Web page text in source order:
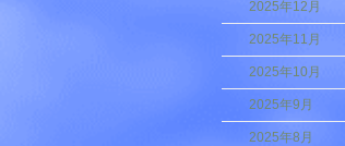
2025年12月
2025年11月
2025年10月
2025年9月
2025年8月